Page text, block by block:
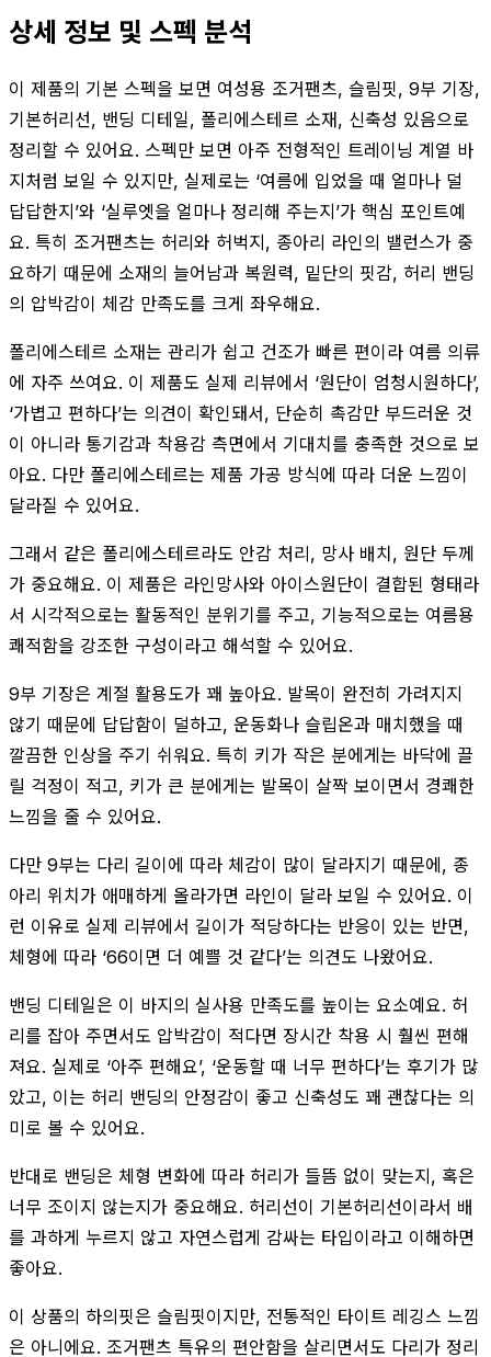
상세 정보 및 스펙 분석
이 제품의 기본 스펙을 보면 여성용 조거팬츠, 슬림핏, 9부 기장,
기본허리선, 밴딩 디테일, 폴리에스테르 소재, 신축성 있음으로
정리할 수 있어요. 스펙만 보면 아주 전형적인 트레이닝 계열 바
지처럼 보일 수 있지만, 실제로는 ‘여름에 입었을 때 얼마나 덜
답답한지’와 ‘실루엣을 얼마나 정리해 주는지’가 핵심 포인트예
요. 특히 조거팬츠는 허리와 허벅지, 종아리 라인의 밸런스가 중
요하기 때문에 소재의 늘어남과 복원력, 밑단의 핏감, 허리 밴딩
의 압박감이 체감 만족도를 크게 좌우해요.
폴리에스테르 소재는 관리가 쉽고 건조가 빠른 편이라 여름 의류
에 자주 쓰여요. 이 제품도 실제 리뷰에서 ‘원단이 엄청시원하다’,
‘가볍고 편하다’는 의견이 확인돼서, 단순히 촉감만 부드러운 것
이 아니라 통기감과 착용감 측면에서 기대치를 충족한 것으로 보
아요. 다만 폴리에스테르는 제품 가공 방식에 따라 더운 느낌이
달라질 수 있어요.
그래서 같은 폴리에스테르라도 안감 처리, 망사 배치, 원단 두께
가 중요해요. 이 제품은 라인망사와 아이스원단이 결합된 형태라
서 시각적으로는 활동적인 분위기를 주고, 기능적으로는 여름용
쾌적함을 강조한 구성이라고 해석할 수 있어요.
9부 기장은 계절 활용도가 꽤 높아요. 발목이 완전히 가려지지
않기 때문에 답답함이 덜하고, 운동화나 슬립온과 매치했을 때
깔끔한 인상을 주기 쉬워요. 특히 키가 작은 분에게는 바닥에 끌
릴 걱정이 적고, 키가 큰 분에게는 발목이 살짝 보이면서 경쾌한
느낌을 줄 수 있어요.
다만 9부는 다리 길이에 따라 체감이 많이 달라지기 때문에, 종
아리 위치가 애매하게 올라가면 라인이 달라 보일 수 있어요. 이
런 이유로 실제 리뷰에서 길이가 적당하다는 반응이 있는 반면,
체형에 따라 ‘66이면 더 예쁠 것 같다’는 의견도 나왔어요.
밴딩 디테일은 이 바지의 실사용 만족도를 높이는 요소예요. 허
리를 잡아 주면서도 압박감이 적다면 장시간 착용 시 훨씬 편해
져요. 실제로 ‘아주 편해요’, ‘운동할 때 너무 편하다’는 후기가 많
았고, 이는 허리 밴딩의 안정감이 좋고 신축성도 꽤 괜찮다는 의
미로 볼 수 있어요.
반대로 밴딩은 체형 변화에 따라 허리가 들뜸 없이 맞는지, 혹은
너무 조이지 않는지가 중요해요. 허리선이 기본허리선이라서 배
를 과하게 누르지 않고 자연스럽게 감싸는 타입이라고 이해하면
좋아요.
이 상품의 하의핏은 슬림핏이지만, 전통적인 타이트 레깅스 느낌
은 아니에요. 조거팬츠 특유의 편안함을 살리면서도 다리가 정리